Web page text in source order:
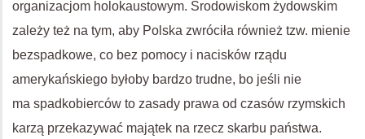
organizacjom holokaustowym. Środowiskom żydowskim
zależy też na tym, aby Polska zwróciła również tzw. mienie
bezspadkowe, co bez pomocy i nacisków rządu
amerykańskiego byłoby bardzo trudne, bo jeśli nie
ma spadkobierców to zasady prawa od czasów rzymskich
karzą przekazywać majątek na rzecz skarbu państwa.